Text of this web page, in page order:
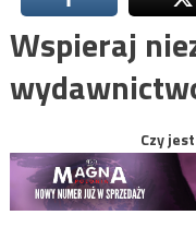
Wspieraj
Czy